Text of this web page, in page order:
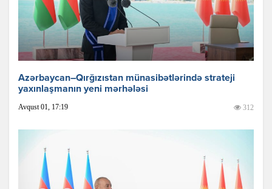
Azərbaycan–Qırğızıstan münasibətlərində strateji
yaxınlaşmanın yeni mərhələsi
Avqust 01, 17:19 312